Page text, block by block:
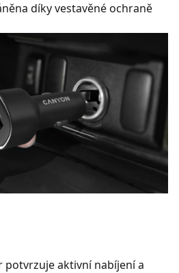
díky vestavěné ochraně
potvrzuje aktivní nabíjení a